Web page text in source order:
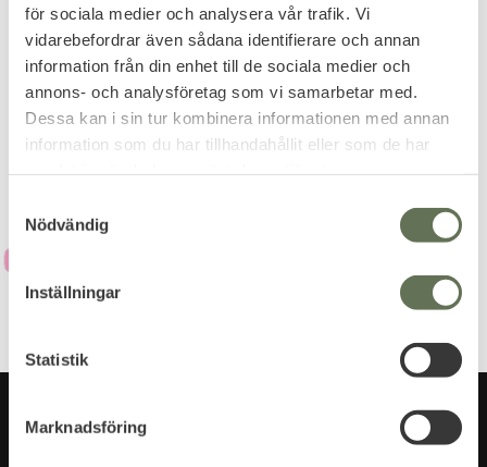
för sociala medier och analysera vår trafik. Vi
vidarebefordrar även sådana identifierare och annan
information från din enhet till de sociala medier och
annons- och analysföretag som vi samarbetar med.
Dessa kan i sin tur kombinera informationen med annan
information som du har tillhandahållit eller som de har
m
Nödvändig
Inställningar
Statistik
Marknadsföring
Dina personuppgifter behandlas i enlighet med vår
integritetspolicy